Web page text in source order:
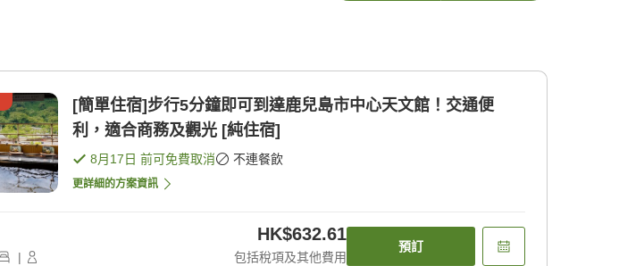
[簡單住宿]步行5分鐘即可到達鹿兒島市中心天文館！交通便
利，適合商務及觀光 [純住宿]
8月17日 前可免費取消 不連餐飲
更詳細的方案資訊
|
HK$632.61
包括稅項及其他費用
預訂